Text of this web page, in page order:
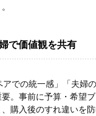
で価値観を共有
での統一感」「夫婦
。事前に予算・希望
購入後のすれ違いを